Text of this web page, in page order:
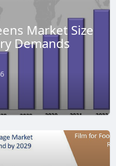
Market Size
Demands